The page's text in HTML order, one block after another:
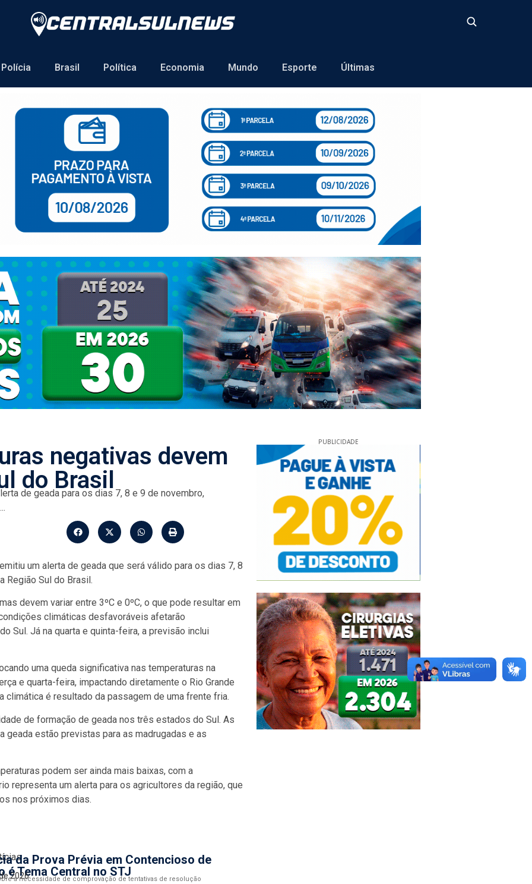
Polícia Brasil Política Economia Mundo Esporte Últimas
negativas devem
do Brasil
de geada para os dias 7, 8 e 9 de novembro,
um alerta de geada que será válido para os dias 7, 8
Região Sul do Brasil.
devem variar entre 3ºC e 0ºC, o que pode resultar em
climáticas desfavoráveis afetarão
Sul. Já na quarta e quinta-feira, a previsão inclui
uma queda significativa nas temperaturas na
e quarta-feira, impactando diretamente o Rio Grande
climática é resultado da passagem de uma frente fria.
de formação de geada nos três estados do Sul. As
geada estão previstas para as madrugadas e as
podem ser ainda mais baixas, com a
representa um alerta para os agricultores da região, que
nos próximos dias.
da Prova Prévia em Contencioso de
é Tema Central no STJ
2026
a necessidade de comprovação de tentativas de resolução
PUBLICIDADE